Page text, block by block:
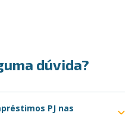
dúvida?
PJ nas